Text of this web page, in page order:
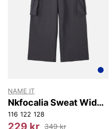
NAME IT
Nkfocalia Sweat Wide
Pant Bru
116 122 128
229 kr 349 kr